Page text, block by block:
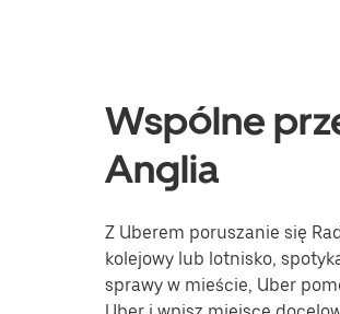
Wspólne
Anglia
Z Uberem poruszanie się
kolejowy lub lotnisko,
sprawy w mieście, Uber